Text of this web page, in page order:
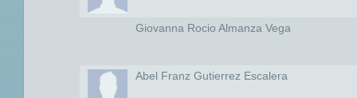
Giovanna Rocio Almanza Vega
Abel Franz Gutierrez Escalera